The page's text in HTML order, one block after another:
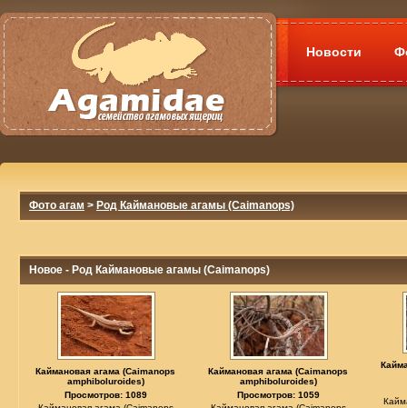
Новости
Фото агам > Род Каймановые агамы (Caimanops)
Новое - Род Каймановые агамы (Caimanops)
Каймановая агама (Caimanops
amphiboluroides)
Просмотров: 1089
Каймановая агама (Caimanops
amphiboluroides)
Просмотров: 1059